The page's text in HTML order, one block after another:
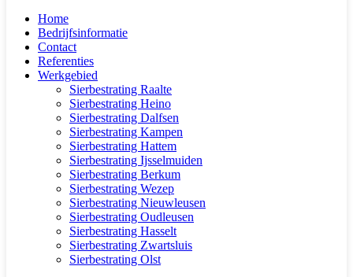
Home
Bedrijfsinformatie
Contact
Referenties
Werkgebied
Sierbestrating Raalte
Sierbestrating Heino
Sierbestrating Dalfsen
Sierbestrating Kampen
Sierbestrating Hattem
Sierbestrating Ijsselmuiden
Sierbestrating Berkum
Sierbestrating Wezep
Sierbestrating Nieuwleusen
Sierbestrating Oudleusen
Sierbestrating Hasselt
Sierbestrating Zwartsluis
Sierbestrating Olst